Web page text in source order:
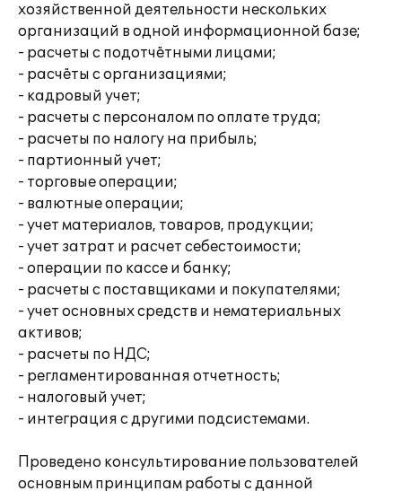
хозяйственной деятельности нескольких
организаций в одной информационной базе;
- расчеты с подотчётными лицами;
- расчёты с организациями;
- кадровый учет;
- расчеты с персоналом по оплате труда;
- расчеты по налогу на прибыль;
- партионный учет;
- торговые операции;
- валютные операции;
- учет материалов, товаров, продукции;
- учет затрат и расчет себестоимости;
- операции по кассе и банку;
- расчеты с поставщиками и покупателями;
- учет основных средств и нематериальных
активов;
- расчеты по НДС;
- регламентированная отчетность;
- налоговый учет;
- интеграция с другими подсистемами.
Проведено консультирование пользователей
основным принципам работы с данной